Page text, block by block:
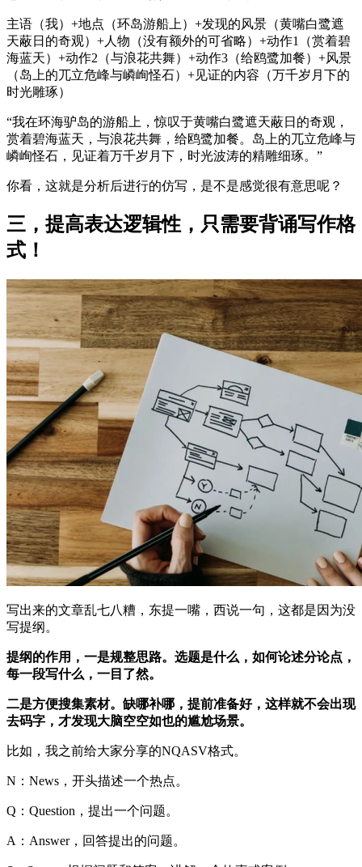
主语（我）+地点（环岛游船上）+发现的风景（黄嘴白鹭遮
天蔽日的奇观）+人物（没有额外的可省略）+动作1（赏着碧
海蓝天）+动作2（与浪花共舞）+动作3（给鸥鹭加餐）+风景
（岛上的兀立危峰与嶙峋怪石）+见证的内容（万千岁月下的
时光雕琢）
“我在环海驴岛的游船上，惊叹于黄嘴白鹭遮天蔽日的奇观，
赏着碧海蓝天，与浪花共舞，给鸥鹭加餐。岛上的兀立危峰与
嶙峋怪石，见证着万千岁月下，时光波涛的精雕细琢。”
你看，这就是分析后进行的仿写，是不是感觉很有意思呢？
三，提高表达逻辑性，只需要背诵写作格
式！
写出来的文章乱七八糟，东提一嘴，西说一句，这都是因为没
写提纲。
提纲的作用，一是规整思路。选题是什么，如何论述分论点，
每一段写什么，一目了然。
二是方便搜集素材。缺哪补哪，提前准备好，这样就不会出现
去码字，才发现大脑空空如也的尴尬场景。
比如，我之前给大家分享的NQASV格式。
N：News，开头描述一个热点。
Q：Question，提出一个问题。
A：Answer，回答提出的问题。